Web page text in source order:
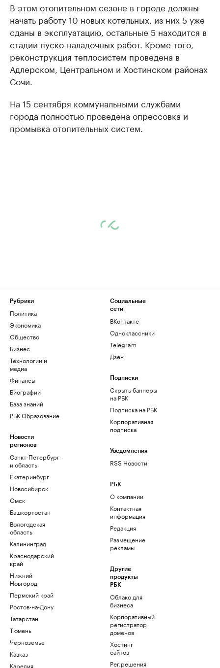
В этом отопительном сезоне в городе должны
начать работу 10 новых котельных, из них 5 уже
сданы в эксплуатацию, остальные 5 находится в
стадии пуско-наладочных работ. Кроме того,
реконструкция теплосистем проведена в
Адлерском, Центральном и Хостинском районах
Сочи.
На 15 сентября коммунальными службами
города полностью проведена опрессовка и
промывка отопительных систем.
Рубрики
Политика
Экономика
Общество
Бизнес
Технологии и
медиа
Финансы
Биографии
База знаний
РБК Образование
Новости
регионов
Санкт-Петербург
и область
Екатеринбург
Новосибирск
Омск
Башкортостан
Вологодская
область
Калининград
Краснодарский
край
Нижний
Новгород
Пермский край
Ростов-на-Дону
Татарстан
Тюмень
Черноземье
Кавказ
Карелия
Социальные
сети
ВКонтакте
Одноклассники
Telegram
Дзен
Подписки
Скрыть баннеры
на РБК
Подписка на РБК
Корпоративная
подписка
Уведомления
RSS Новости
РБК
О компании
Контактная
информация
Редакция
Размещение
рекламы
Другие
продукты
РБК
Облако для
бизнеса
Корпоративный
регистратор
доменов
Хостинг
сайтов
Рег.решения